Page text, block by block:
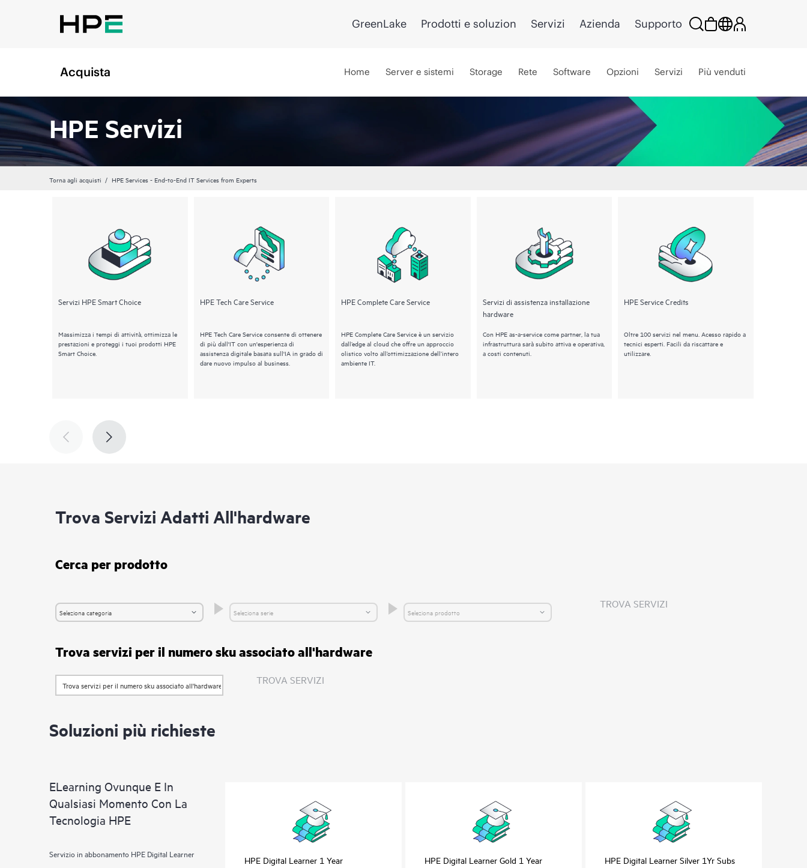
GreenLake Prodotti e soluzion Servizi Azienda Supporto
Acquista Home Server e sistemi Storage Rete Software Opzioni Servizi Più venduti
HPE Servizi
Torna agli acquisti HPE Services - End-to-End IT Services from Experts
Servizi HPE Smart Choice
Massimizza i tempi di attività, ottimizza le
prestazioni e proteggi i tuoi prodotti HPE
Smart Choice.
HPE Tech Care Service
HPE Tech Care Service consente di ottenere
di più dall'IT con un'esperienza di
assistenza digitale basata sull'IA in grado di
dare nuovo impulso al business.
HPE Complete Care Service
HPE Complete Care Service è un servizio
dall’edge al cloud che offre un approccio
olistico volto all’ottimizzazione dell’intero
ambiente IT.
Servizi di assistenza installazione
hardware
Con HPE as-a-service come partner, la tua
infrastruttura sarà subito attiva e operativa,
a costi contenuti.
HPE Service Credits
Oltre 100 servizi nel menu. Acesso rapido a
tecnici esperti. Facili da riscattare e
utilizzare.
Trova Servizi Adatti All'hardware
Cerca per prodotto
TROVA SERVIZI
Trova servizi per il numero sku associato all'hardware
TROVA SERVIZI
Soluzioni più richieste
ELearning Ovunque E In
Qualsiasi Momento Con La
Tecnologia HPE
Servizio in abbonamento HPE Digital Learner
HPE Digital Learner 1 Year
HPE Digital Learner Gold 1 Year
HPE Digital Learner Silver 1Yr Subs